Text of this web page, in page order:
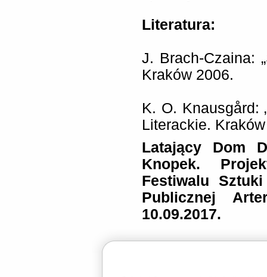
Literatura:
J. Brach-Czaina:
Kraków 2006.
K. O. Knausgård:
Literackie.
Latający Dom
Knopek.
Festiwalu
Publicznej
10.09.2017.